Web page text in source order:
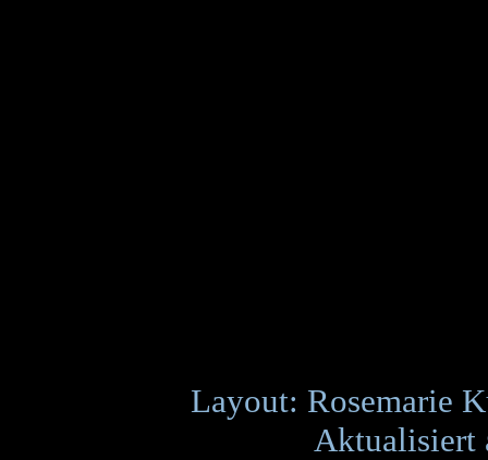
Layout: Rosemarie
Aktualisiert